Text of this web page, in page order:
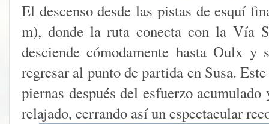
El descenso desde las pistas de esquí
m), donde la ruta conecta con la Vía
desciende cómodamente hasta Oulx
regresar al punto de partida en Susa.
piernas después del esfuerzo
relajado, cerrando así un espectacular